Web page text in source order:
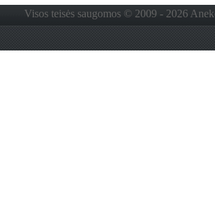
Visos teisės saugomos © 2009 - 2026